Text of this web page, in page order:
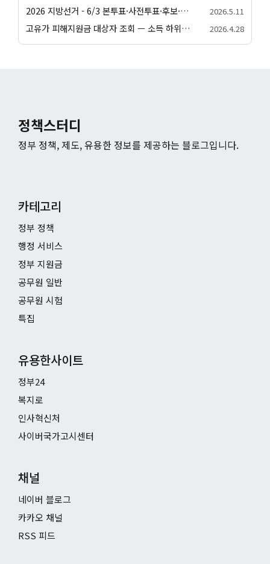
2026 지방선거 - 6/3 본투표·사전투표·후보·일정 종합 안내 2026.5.11
고유가 피해지원금 대상자 조회 — 소득 하위 70% 자가진단·가구원수별 건강보험료 기준 2026.4.28
정책스터디
정부 정책, 제도, 유용한 정보를 제공하는 블로그입니다.
카테고리
정부 정책
행정 서비스
정부 지원금
공무원 일반
공무원 시험
특집
유용한사이트
정부24
복지로
인사혁신처
사이버국가고시센터
채널
네이버 블로그
카카오 채널
RSS 피드